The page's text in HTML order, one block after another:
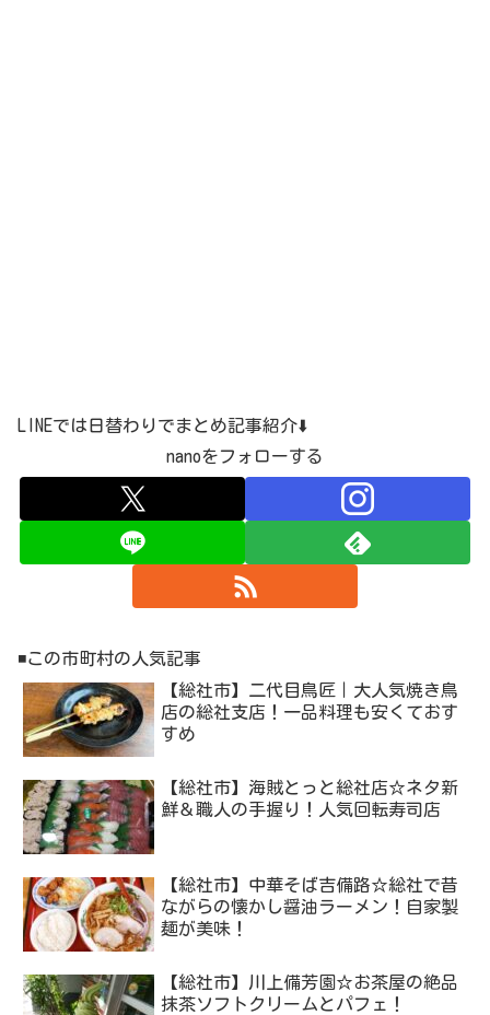
LINEでは日替わりでまとめ記事紹介⬇️
nanoをフォローする
◾️この市町村の人気記事
【総社市】二代目鳥匠｜大人気焼き鳥
店の総社支店！一品料理も安くておす
すめ
【総社市】海賊とっと総社店☆ネタ新
鮮＆職人の手握り！人気回転寿司店
【総社市】中華そば吉備路☆総社で昔
ながらの懐かし醤油ラーメン！自家製
麺が美味！
【総社市】川上備芳園☆お茶屋の絶品
抹茶ソフトクリームとパフェ！